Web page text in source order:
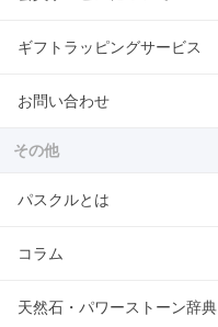
ギフトラッピングサービス
お問い合わせ
その他
パスクルとは
コラム
天然石・パワーストーン辞典